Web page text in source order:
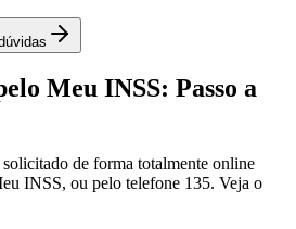
Meu INSS: Passo a
de forma totalmente online
INSS, ou pelo telefone 135. Veja o